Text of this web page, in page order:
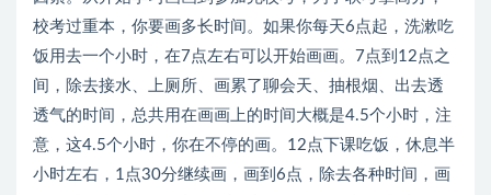
校考过重本，你要画多长时间。如果你每天6点起，洗漱吃
饭用去一个小时，在7点左右可以开始画画。7点到12点之
间，除去接水、上厕所、画累了聊会天、抽根烟、出去透
透气的时间，总共用在画画上的时间大概是4.5个小时，注
意，这4.5个小时，你在不停的画。12点下课吃饭，休息半
小时左右，1点30分继续画，画到6点，除去各种时间，画